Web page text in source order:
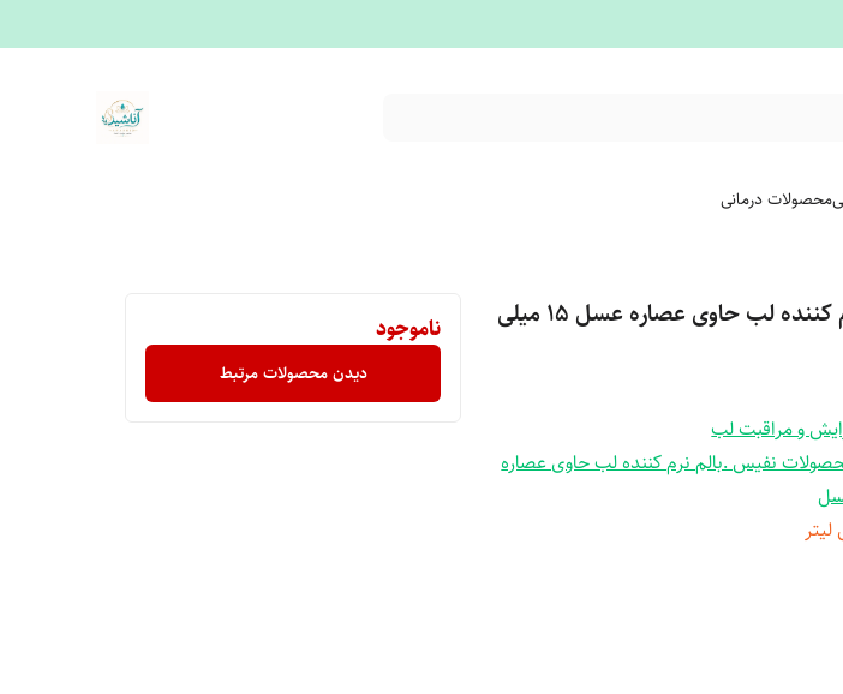
محصولات درمانی
بالم لب نرم کننده لب حاوی عصاره عسل 15 میلی
و مراقبت لب
نفیس .بالم نرم کننده لب حاوی عصاره
ناموجود
دیدن محصولات مرتبط